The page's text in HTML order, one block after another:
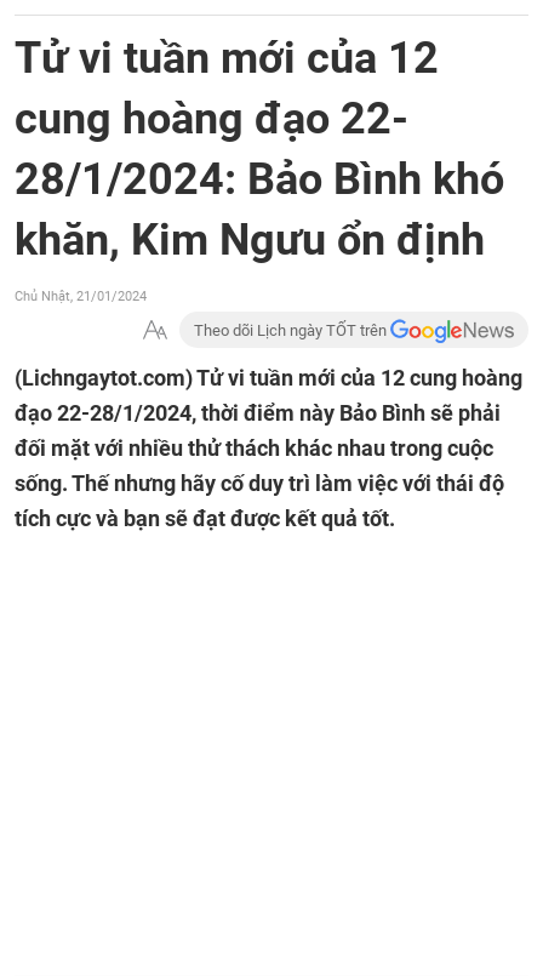
Tử vi tuần mới của 12
cung hoàng đạo 22-
28/1/2024: Bảo Bình khó
khăn, Kim Ngưu ổn định
Chủ Nhật, 21/01/2024
Theo dõi Lịch ngày TỐT trên
(Lichngaytot.com)Tử vi tuần mới của 12 cung hoàng
đạo 22-28/1/2024, thời điểm này Bảo Bình sẽ phải
đối mặt với nhiều thử thách khác nhau trong cuộc
sống. Thế nhưng hãy cố duy trì làm việc với thái độ
tích cực và bạn sẽ đạt được kết quả tốt.